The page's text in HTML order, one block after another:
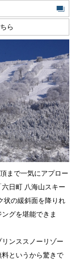
ら
まで一気にアプロー
日町 八海山スキー
状の緩斜面を降りれ
グを堪能できま
ンススノーリゾー
というから驚きで